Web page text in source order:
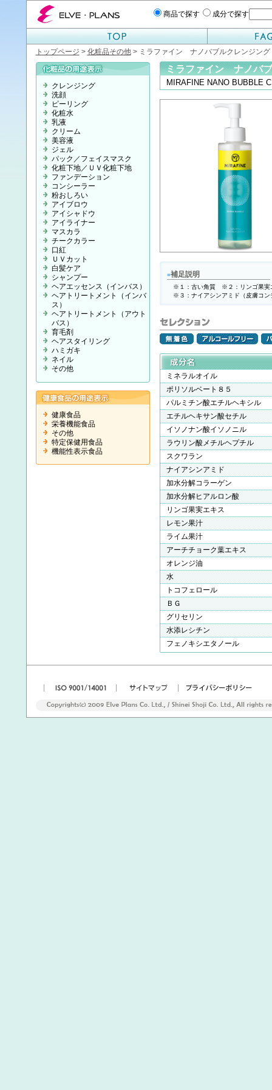
エルベプランズ ELVE-PLANS
商品で探す 成分で探す
トップページ > 化粧品その他> ミラファイン ナノバブルクレンジング
ミラファイン ナノバ
MIRAFINE NANO BUBBLE
■補足説明
※１：古い角質 ※２：リンゴ果実
※３：ナイアシンアミド（皮膚コン
ミネラルオイル
ポリソルベート８５
パルミチン酸エチルヘキシル
エチルヘキサン酸セチル
イソノナン酸イソノニル
ラウリン酸メチルヘプチル
スクワラン
ナイアシンアミド
加水分解コラーゲン
加水分解ヒアルロン酸
リンゴ果実エキス
レモン果汁
ライム果汁
アーチチョーク葉エキス
オレンジ油
水
トコフェロール
ＢＧ
グリセリン
水添レシチン
フェノキシエタノール
クレンジング
洗顔
ピーリング
化粧水
乳液
クリーム
美容液
ジェル
パック／フェイスマスク
化粧下地／ＵＶ化粧下地
ファンデーション
コンシーラー
粉おしろい
アイブロウ
アイシャドウ
アイライナー
マスカラ
チークカラー
口紅
ＵＶカット
白髪ケア
シャンプー
ヘアエッセンス（インバス）
ヘアトリートメント（インバ
ス）
ヘアトリートメント（アウト
バス）
育毛剤
ヘアスタイリング
ハミガキ
ネイル
その他
健康食品
栄養機能食品
その他
特定保健用食品
機能性表示食品
|